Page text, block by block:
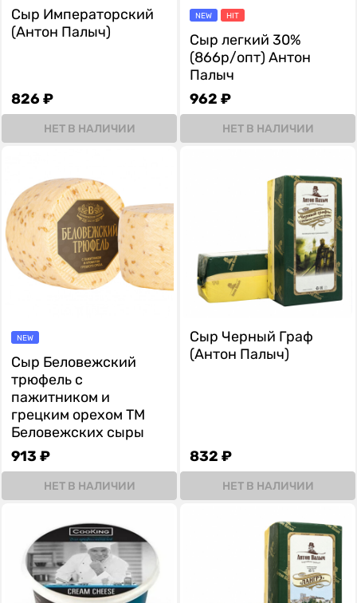
Сыр Императорский
(Антон Палыч)
826 ₽
НЕТ В НАЛИЧИИ
NEW HIT
Сыр легкий 30%
(866р/опт) Антон
Палыч
962 ₽
НЕТ В НАЛИЧИИ
NEW
Сыр Беловежский
трюфель с
пажитником и
грецким орехом ТМ
Беловежских сыры
913 ₽
НЕТ В НАЛИЧИИ
Сыр Черный Граф
(Антон Палыч)
832 ₽
НЕТ В НАЛИЧИИ